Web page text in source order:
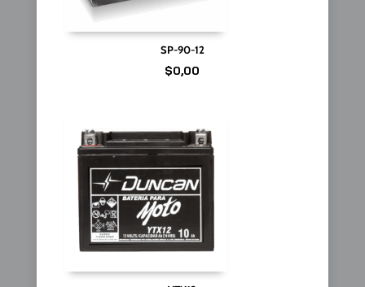
SP-90-12
$0,00